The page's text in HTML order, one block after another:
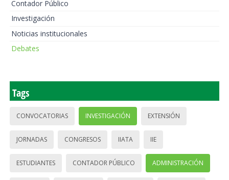
Contador Público
Investigación
Noticias institucionales
Debates
Tags
CONVOCATORIAS INVESTIGACIÓN EXTENSIÓN
JORNADAS CONGRESOS IIATA IIE
ESTUDIANTES CONTADOR PÚBLICO ADMINISTRACIÓN